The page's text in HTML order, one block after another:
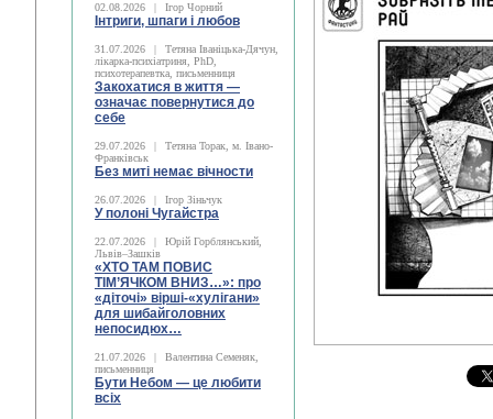
02.08.2026 | Ігор Чорний
Інтриги, шпаги і любов
31.07.2026 |
Тетяна Іваніцька-Дячун,
лікарка-психіатриня, PhD,
психотерапевтка, письменниця
Закохатися в життя —
означає повернутися до
себе
29.07.2026 |
Тетяна Торак, м. Івано-
Франківськ
Без миті немає вічности
26.07.2026 | Ігор Зіньчук
У полоні Чугайстра
22.07.2026 |
Юрій Горблянський,
Львів–Зашків
«ХТО ТАМ ПОВИС
ТІМ’ЯЧКОМ ВНИЗ…»: про
«діточі» вірші-«хулігани»
для шибайголовних
непосидюх…
21.07.2026 |
Валентина Семеняк,
письменниця
Бути Небом ― це любити
всіх